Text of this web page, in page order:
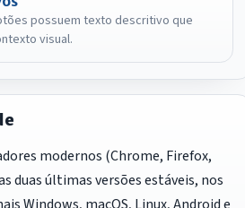
possuem texto descritivo que
visual.
modernos (Chrome, Firefox,
duas últimas versões estáveis, nos